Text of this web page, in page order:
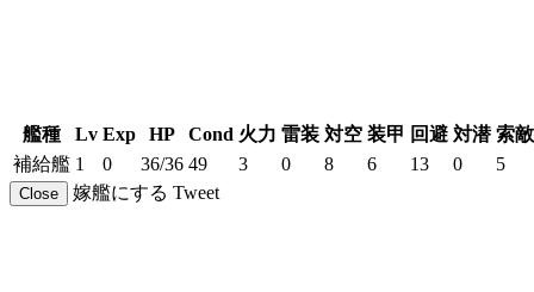
艦種 Lv Exp HP Cond 火力 雷装 対空 装甲 回避 対潜 索敵
補給艦 1 0 36/36 49 3 0 8 6 13 0 5
Close 嫁艦にする Tweet